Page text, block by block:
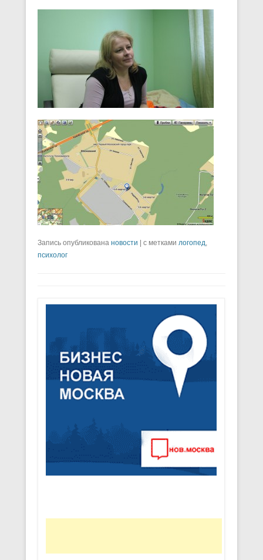
Запись опубликована новости с метками логопед,
психолог